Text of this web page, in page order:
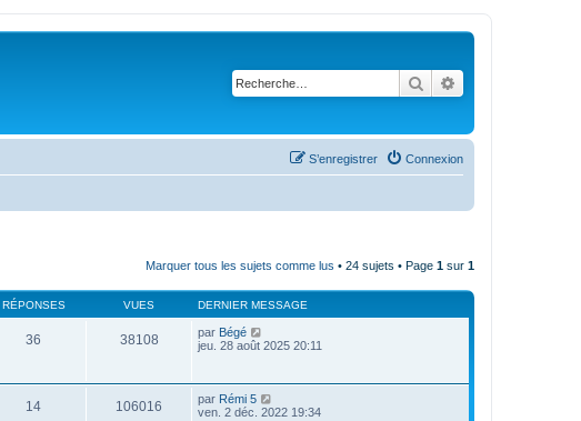
Rechercher
Connexion
S’enregistrer
Marquer tous les sujets comme lus • 24 sujets • Page 1 sur 1
RÉPONSES VUES DERNIER MESSAGE
36 38108 par Bégé
jeu. 28 août 2025 20:11
14 106016 par Rémi 5
ven. 2 déc. 2022 19:34